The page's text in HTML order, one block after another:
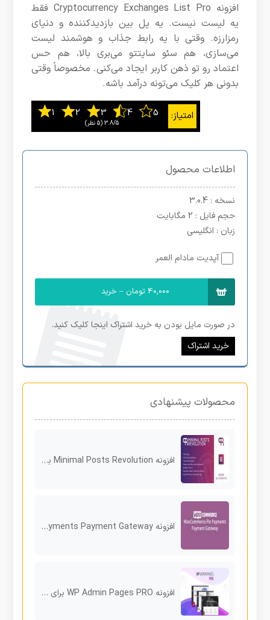
افزونه Cryptocurrency Exchanges List Pro فقط
یه لیست نیست. یه پل بین بازدیدکننده و دنیای
رمزارزه. وقتی با یه رابط جذاب و هوشمند لیست
می‌سازی، هم سئو سایتتو می‌بری بالا، هم حس
اعتماد رو تو ذهن کاربر ایجاد می‌کنی. مخصوصاً وقتی
بدونی هر کلیک می‌تونه درآمد باشه.
3.8/5 ‏‫(5 نظر)‬
اطلاعات محصول
نسخه : 3.0.4
حجم فایل : 2 مگابایت
زبان : انگلیسی
آپدیت مادام العمر
40,000 تومان – خرید
در صورت مایل بودن به خرید اشتراک اینجا کلیک کنید.
خرید اشتراک
محصولات پیشنهادی
افزونه Minimal Posts Revolution برای المنتور
افزونه WooCommerce Pin Payments Payment Gateway
افزونه WP Admin Pages PRO برای وردپرس